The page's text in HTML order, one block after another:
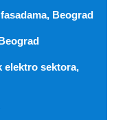
Beograd
elektro sektora,